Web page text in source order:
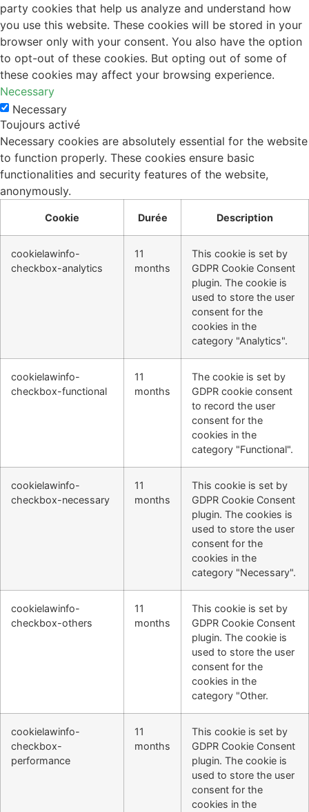
party cookies that help us analyze and understand how
you use this website. These cookies will be stored in your
browser only with your consent. You also have the option
to opt-out of these cookies. But opting out of some of
these cookies may affect your browsing experience.
Necessary
Necessary
Toujours activé
Necessary cookies are absolutely essential for the website
to function properly. These cookies ensure basic
functionalities and security features of the website,
anonymously.
Cookie Durée Description
cookielawinfo-
checkbox-analytics
11
months
This cookie is set by
GDPR Cookie Consent
plugin. The cookie is
used to store the user
consent for the
cookies in the
category "Analytics".
cookielawinfo-
checkbox-functional
11
months
The cookie is set by
GDPR cookie consent
to record the user
consent for the
cookies in the
category "Functional".
cookielawinfo-
checkbox-necessary
11
months
This cookie is set by
GDPR Cookie Consent
plugin. The cookies is
used to store the user
consent for the
cookies in the
category "Necessary".
cookielawinfo-
checkbox-others
11
months
This cookie is set by
GDPR Cookie Consent
plugin. The cookie is
used to store the user
consent for the
cookies in the
category "Other.
cookielawinfo-
checkbox-
performance
11
months
This cookie is set by
GDPR Cookie Consent
plugin. The cookie is
used to store the user
consent for the
cookies in the